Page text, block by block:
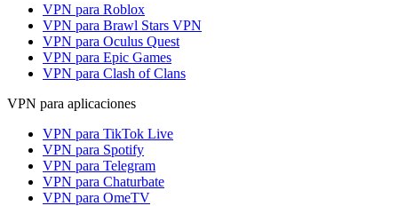
VPN para Roblox
VPN para Brawl Stars VPN
VPN para Oculus Quest
VPN para Epic Games
VPN para Clash of Clans
VPN para aplicaciones
VPN para TikTok Live
VPN para Spotify
VPN para Telegram
VPN para Chaturbate
VPN para OmeTV